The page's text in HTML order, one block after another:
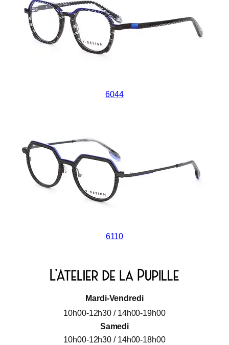
6044
6110
Mardi-Vendredi
10h00-12h30 / 14h00-19h00
Samedi
10h00-12h30 / 14h00-18h00